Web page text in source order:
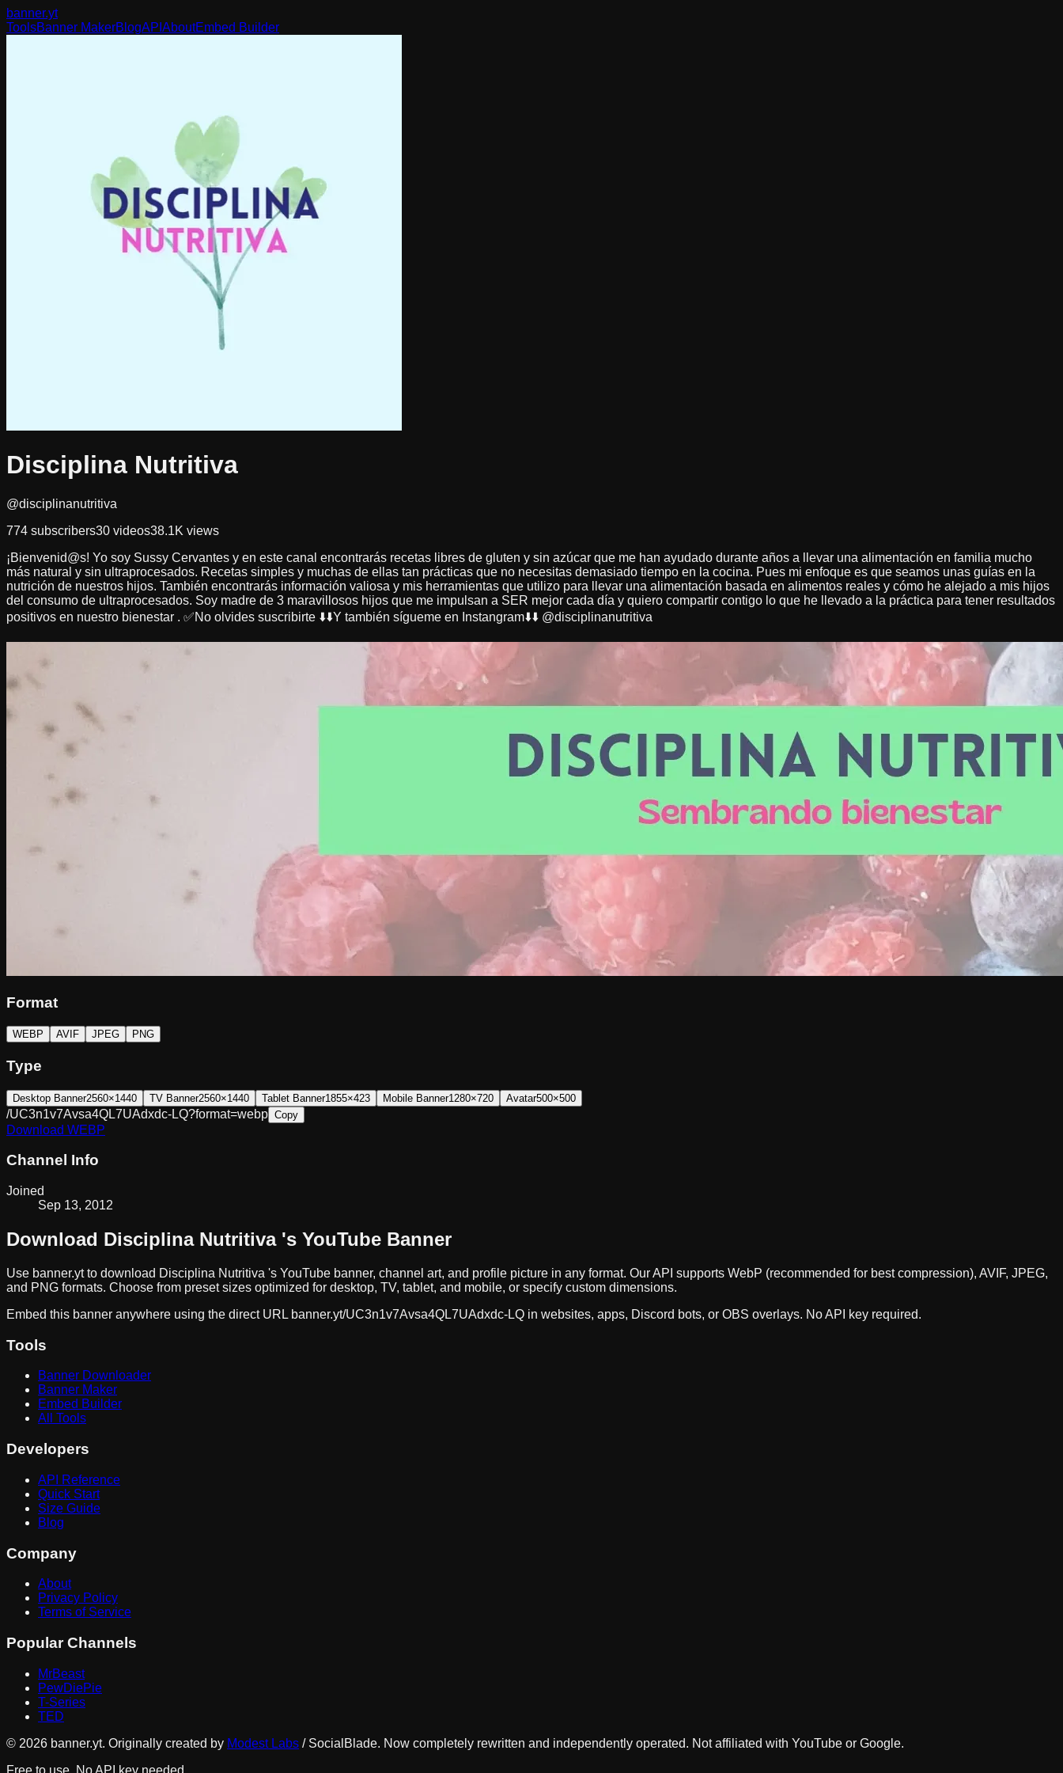
banner.yt
ToolsBanner MakerBlogAPI AboutEmbed Builder
Disciplina Nutritiva
@disciplinanutritiva
774 subscribers30 videos38.1K views
¡Bienvenid@s! Yo soy Sussy Cervantes y en este canal encontrarás recetas libres de gluten y sin azúcar que me han ayudado durante años a llevar una alimentación en familia mucho
más natural y sin ultraprocesados. Recetas simples y muchas de ellas tan prácticas que no necesitas demasiado tiempo en la cocina. Pues mi enfoque es que seamos unas guías en la
nutrición de nuestros hijos. También encontrarás información valiosa y mis herramientas que utilizo para llevar una alimentación basada en alimentos reales y cómo he alejado a mis hijos
del consumo de ultraprocesados. Soy madre de 3 maravillosos hijos que me impulsan a SER mejor cada día y quiero compartir contigo lo que he llevado a la práctica para tener resultados
positivos en nuestro bienestar . ✅️No olvides suscribirte ⬇️⬇️Y también sígueme en Instangram⬇️⬇️ @disciplinanutritiva
Format
WEBP AVIF JPEG PNG
Type
Desktop Banner2560×1440 TV Banner2560×1440 Tablet Banner1855×423 Mobile Banner1280×720 Avatar500×500
/UC3n1v7Avsa4QL7UAdxdc-LQ?format=webp Copy
Download WEBP
Channel Info
Joined
Sep 13, 2012
Download Disciplina Nutritiva 's YouTube Banner
Use banner.yt to download Disciplina Nutritiva 's YouTube banner, channel art, and profile picture in any format. Our API supports WebP (recommended for best compression), AVIF, JPEG,
and PNG formats. Choose from preset sizes optimized for desktop, TV, tablet, and mobile, or specify custom dimensions.
Embed this banner anywhere using the direct URL banner.yt/UC3n1v7Avsa4QL7UAdxdc-LQ in websites, apps, Discord bots, or OBS overlays. No API key required.
Tools
Banner Downloader
Banner Maker
Embed Builder
All Tools
Developers
API Reference
Quick Start
Size Guide
Blog
Company
About
Privacy Policy
Terms of Service
Popular Channels
MrBeast
PewDiePie
T-Series
TED
© 2026 banner.yt. Originally created by Modest Labs / SocialBlade. Now completely rewritten and independently operated. Not affiliated with YouTube or Google.
Free to use. No API key needed.